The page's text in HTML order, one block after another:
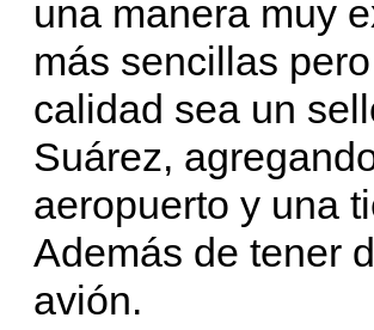
una manera muy
más sencillas
calidad sea un
Suárez,
aeropuerto y una
Además de tener
avión.